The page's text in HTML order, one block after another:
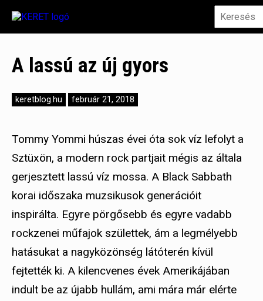
A lassú az új gyors
keretblog.hu február 21, 2018
Tommy Yommi húszas évei óta sok víz lefolyt a
Sztüxön, a modern rock partjait mégis az általa
gerjesztett lassú víz mossa. A Black Sabbath
korai időszaka muzsikusok generációit
inspirálta. Egyre pörgősebb és egyre vadabb
rockzenei műfajok születtek, ám a legmélyebb
hatásukat a nagyközönség látóterén kívül
fejtették ki. A kilencvenes évek Amerikájában
indult be az újabb hullám, ami mára már elérte